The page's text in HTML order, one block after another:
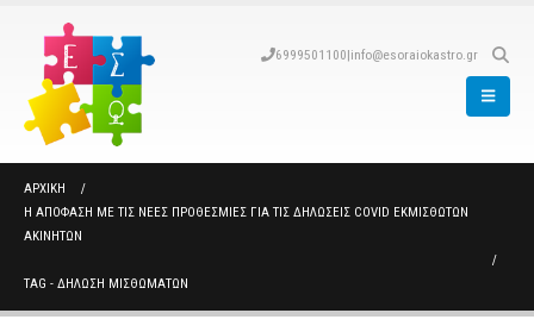
6999501100|info@esoraiokastro.gr
ΑΡΧΙΚΉ
Η ΑΠΌΦΑΣΗ ΜΕ ΤΙΣ ΝΈΕΣ ΠΡΟΘΕΣΜΊΕΣ ΓΙΑ ΤΙΣ ΔΗΛΏΣΕΙΣ COVID ΕΚΜΙΣΘΩΤΏΝ
ΑΚΙΝΉΤΩΝ
TAG - ΔΗΛΩΣΗ ΜΙΣΘΩΜΑΤΩΝ